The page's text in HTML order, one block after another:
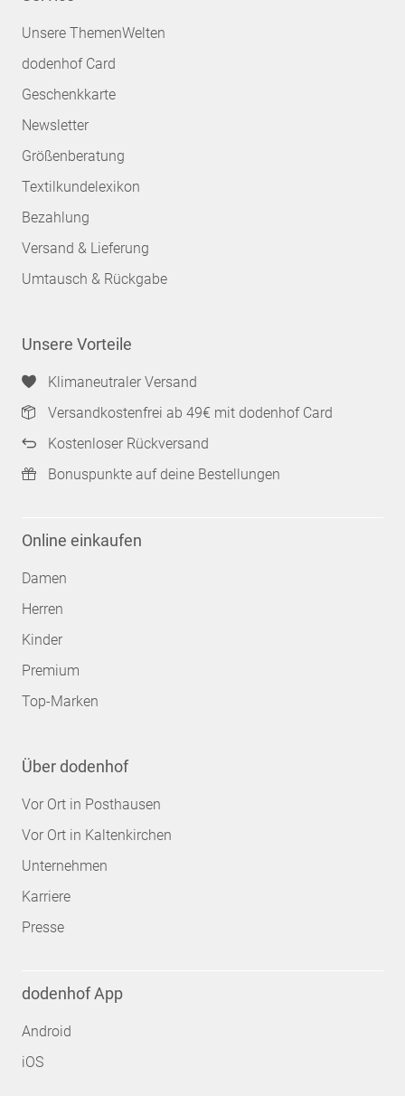
Unsere ThemenWelten
dodenhof Card
Geschenkkarte
Newsletter
Größenberatung
Textilkundelexikon
Bezahlung
Versand & Lieferung
Umtausch & Rückgabe
Unsere Vorteile
Klimaneutraler Versand
Versandkostenfrei ab 49€ mit dodenhof Card
Kostenloser Rückversand
Bonuspunkte auf deine Bestellungen
Online einkaufen
Damen
Herren
Kinder
Premium
Top-Marken
Über dodenhof
Vor Ort in Posthausen
Vor Ort in Kaltenkirchen
Unternehmen
Karriere
Presse
dodenhof App
Android
iOS